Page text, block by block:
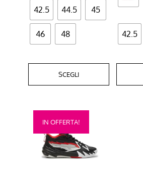
42.5 44.5 45
46 48
SCEGLI
prodotto
42.5
prodotto
IN OFFERTA!
Questo
prodotto